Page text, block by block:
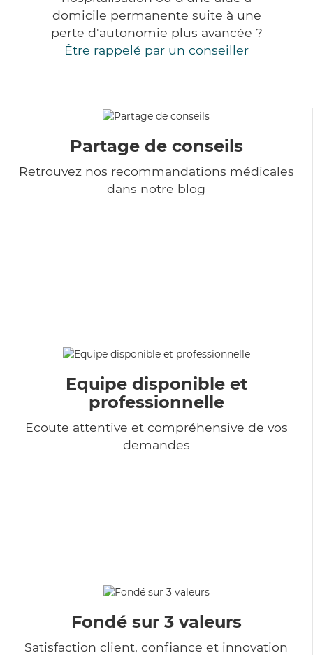
domicile permanente suite à une
perte d'autonomie plus avancée ?
Être rappelé par un conseiller
Partage de conseils
Retrouvez nos recommandations médicales
dans notre blog
Equipe disponible et
professionnelle
Ecoute attentive et compréhensive de vos
demandes
Fondé sur 3 valeurs
Satisfaction client, confiance et innovation